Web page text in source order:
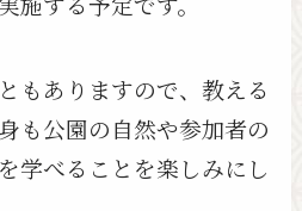
もありますので、教える
も公園の自然や参加者の
学べることを楽しみにし